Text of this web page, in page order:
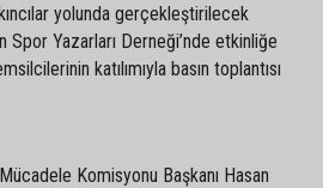
yolunda gerçekleştirilecek
Spor Yazarları Derneği’nde etkinliğe
katılımıyla basın toplantısı
Komisyonu Başkanı Hasan